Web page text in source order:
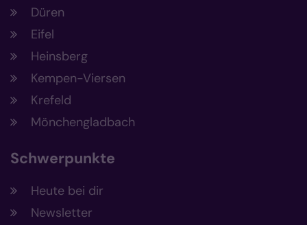
Düren
Eifel
Heinsberg
Kempen-Viersen
Krefeld
Mönchengladbach
Schwerpunkte
Heute bei dir
Newsletter